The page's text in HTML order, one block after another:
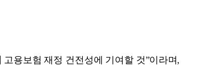
고용보험 재정 건전성에 기여할 것”이라며,